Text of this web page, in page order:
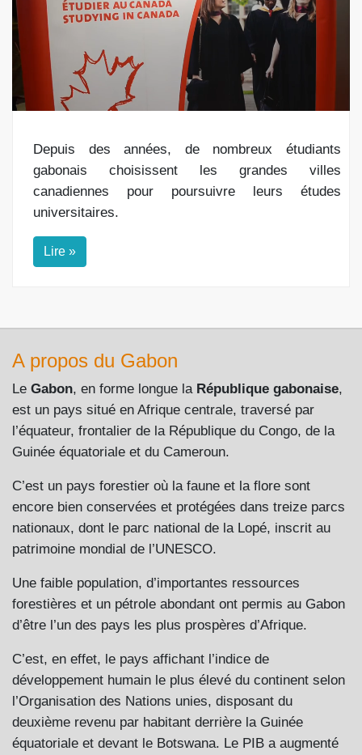
Depuis des années, de nombreux étudiants
gabonais choisissent les grandes villes
canadiennes pour poursuivre leurs études
universitaires.
Lire »
A propos du Gabon
Le Gabon, en forme longue la République gabonaise,
est un pays situé en Afrique centrale, traversé par
l’équateur, frontalier de la République du Congo, de la
Guinée équatoriale et du Cameroun.
C’est un pays forestier où la faune et la flore sont
encore bien conservées et protégées dans treize parcs
nationaux, dont le parc national de la Lopé, inscrit au
patrimoine mondial de l’UNESCO.
Une faible population, d’importantes ressources
forestières et un pétrole abondant ont permis au Gabon
d’être l’un des pays les plus prospères d’Afrique.
C’est, en effet, le pays affichant l’indice de
développement humain le plus élevé du continent selon
l’Organisation des Nations unies, disposant du
deuxième revenu par habitant derrière la Guinée
équatoriale et devant le Botswana. Le PIB a augmenté